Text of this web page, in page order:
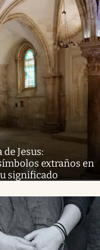
Jesus:
extraños en
significado